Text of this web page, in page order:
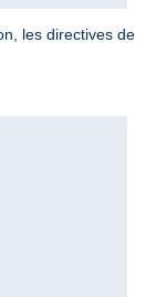
les directives de